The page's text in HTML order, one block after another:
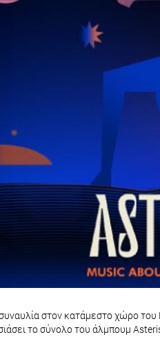
στον κατάμεστο χώρο
το σύνολο του άλμπουμ